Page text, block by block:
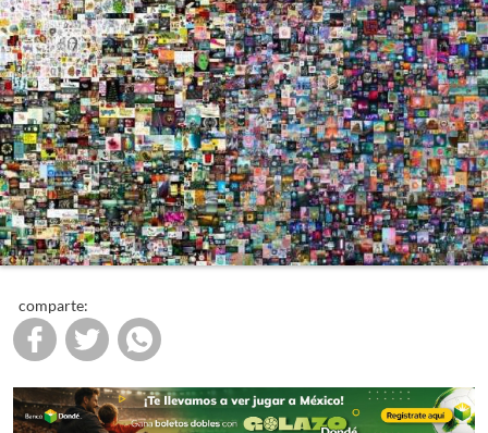
comparte: